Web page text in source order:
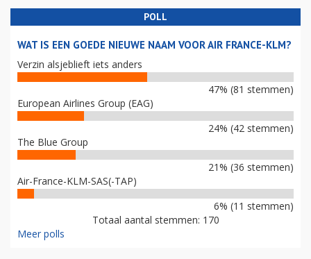
POLL
WAT IS EEN GOEDE NIEUWE NAAM VOOR AIR FRANCE-KLM?
Verzin alsjeblieft iets anders
47% (81 stemmen)
European Airlines Group (EAG)
24% (42 stemmen)
The Blue Group
21% (36 stemmen)
Air-France-KLM-SAS(-TAP)
6% (11 stemmen)
Totaal aantal stemmen: 170
Meer polls